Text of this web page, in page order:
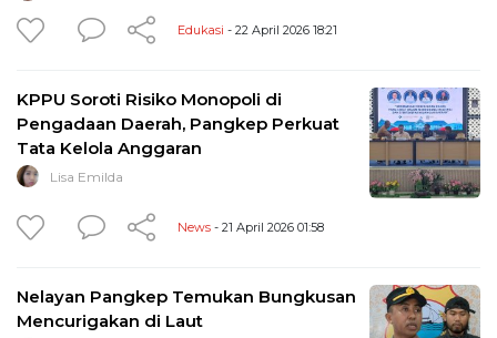
Edukasi - 22 April 2026 18:21
KPPU Soroti Risiko Monopoli di
Pengadaan Daerah, Pangkep Perkuat
Tata Kelola Anggaran
Lisa Emilda
News - 21 April 2026 01:58
Nelayan Pangkep Temukan Bungkusan
Mencurigakan di Laut